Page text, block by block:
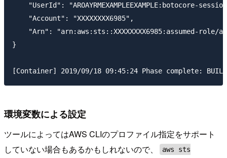
"UserId": "AROAYRMEXAMPLEEXAMPLE:botocore-
    "Account": "XXXXXXXX6985",
"Arn": "arn:aws:sts::XXXXXXXX6985:assumed-role/
}
環境変数による設定
ツールによってはAWS CLIのプロファイル指定をサポート
していない場合もあるかもしれないので、
aws sts